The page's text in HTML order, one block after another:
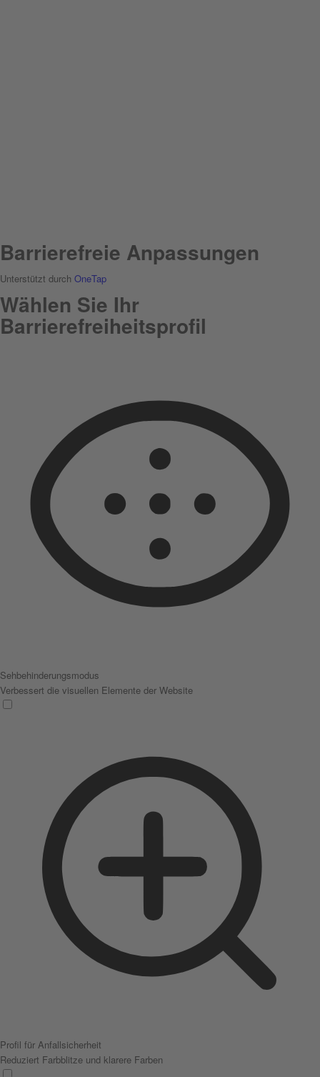
Barrierefreie Anpassungen
Unterstützt durch OneTap
Wählen Sie Ihr
Barrierefreiheitsprofil
Sehbehinderungsmodus
Verbessert die visuellen Elemente der Website
Profil für Anfallsicherheit
Reduziert Farbblitze und klarere Farben